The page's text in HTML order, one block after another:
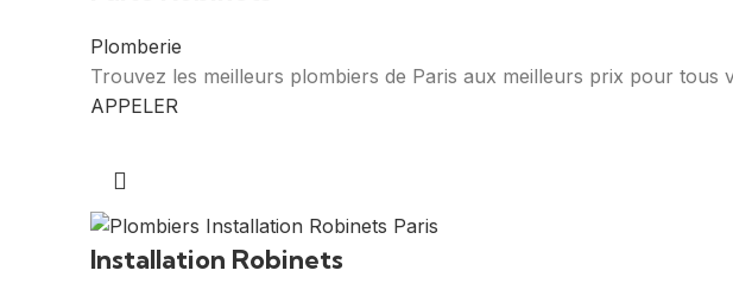
Plomberie
Trouvez les meilleurs plombiers de Paris aux meilleurs prix pour tous
APPELER
Installation Robinets